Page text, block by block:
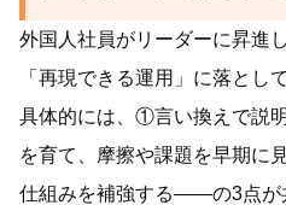
外国人社員がリーダーに昇進
「再現できる運用」に落とし
具体的には、①言い換えで説
を育て、摩擦や課題を早期に
仕組みを補強する――の3点が